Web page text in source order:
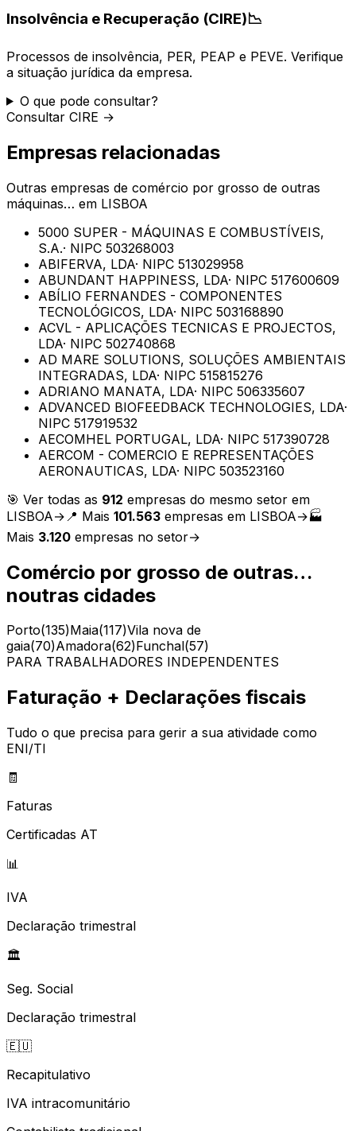
Insolvência e Recuperação (CIRE)📉
Processos de insolvência, PER, PEAP e PEVE. Verifique
a situação jurídica da empresa.
O que pode consultar?
Consultar CIRE →
Empresas relacionadas
Outras empresas de comércio por grosso de outras
máquinas… em LISBOA
5000 SUPER - MÁQUINAS E COMBUSTÍVEIS,
S.A.· NIPC 503268003
ABIFERVA, LDA· NIPC 513029958
ABUNDANT HAPPINESS, LDA· NIPC 517600609
ABÍLIO FERNANDES - COMPONENTES
TECNOLÓGICOS, LDA· NIPC 503168890
ACVL - APLICAÇÕES TECNICAS E PROJECTOS,
LDA· NIPC 502740868
AD MARE SOLUTIONS, SOLUÇÕES AMBIENTAIS
INTEGRADAS, LDA· NIPC 515815276
ADRIANO MANATA, LDA· NIPC 506335607
ADVANCED BIOFEEDBACK TECHNOLOGIES, LDA·
NIPC 517919532
AECOMHEL PORTUGAL, LDA· NIPC 517390728
AERCOM - COMERCIO E REPRESENTAÇÕES
AERONAUTICAS, LDA· NIPC 503523160
🎯 Ver todas as 912 empresas do mesmo setor em
LISBOA→ 📍 Mais 101.563 empresas em LISBOA→🏭
Mais 3.120 empresas no setor→
Comércio por grosso de outras…
noutras cidades
Porto(135)Maia(117)Vila nova de
gaia(70)Amadora(62)Funchal(57)
PARA TRABALHADORES INDEPENDENTES
Faturação + Declarações fiscais
Tudo o que precisa para gerir a sua atividade como
ENI/TI
🧾
Faturas
Certificadas AT
📊
IVA
Declaração trimestral
🏛️
Seg. Social
Declaração trimestral
🇪🇺
Recapitulativo
IVA intracomunitário